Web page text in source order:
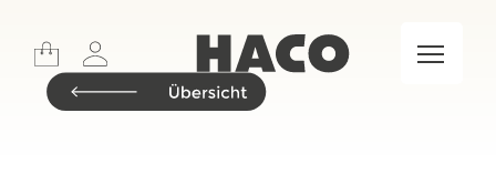
Lifestyle
Meet & Eat